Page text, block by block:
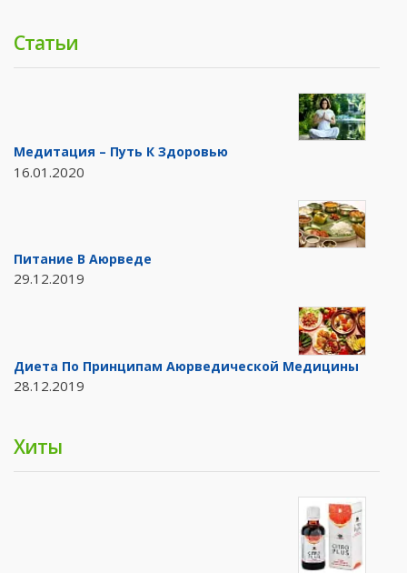
Статьи
Медитация – Путь К Здоровью
16.01.2020
Питание В Аюрведе
29.12.2019
Диета По Принципам Аюрведической Медицины
28.12.2019
Хиты